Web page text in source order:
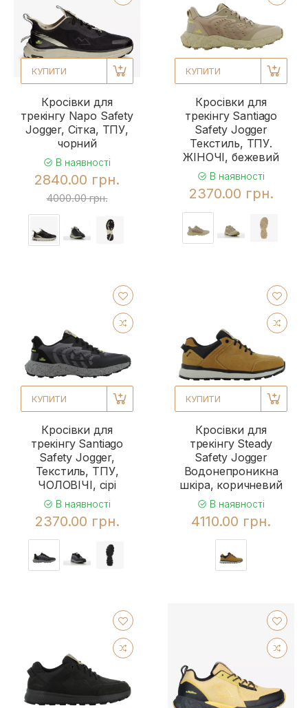
КУПИТИ
Кросівки для
трекінгу Napo Safety
Jogger, Сітка, ТПУ,
чорний
В наявності
2840.00 грн.
4000.00 грн.
КУПИТИ
Кросівки для
трекінгу Santiago
Safety Jogger
Текстиль, ТПУ.
ЖІНОЧІ, бежевий
В наявності
2370.00 грн.
КУПИТИ
Кросівки для
трекінгу Santiago
Safety Jogger,
Текстиль, ТПУ,
ЧОЛОВІЧІ, сірі
В наявності
2370.00 грн.
КУПИТИ
Кросівки для
трекінгу Steady
Safety Jogger
Водонепроникна
шкіра, коричневий
В наявності
4110.00 грн.